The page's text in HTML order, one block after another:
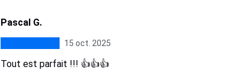
Pascal G.
15 oct. 2025
Tout est parfait !!! 👍👍👍